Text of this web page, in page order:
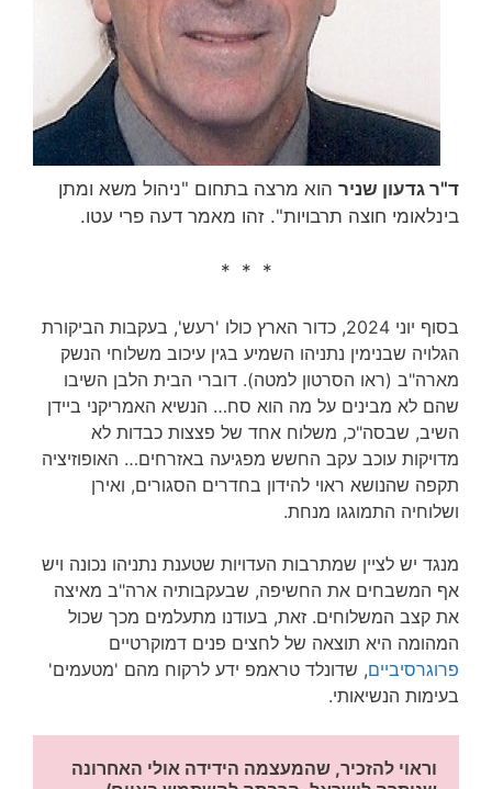
ד"ר גדעון שניר הוא מרצה בתחום "ניהול משא ומתן
בינלאומי חוצה תרבויות". זהו מאמר דעה פרי עטו.
* * *
בסוף יוני 2024, כדור הארץ כולו 'רעש', בעקבות הביקורת
הגלויה שבנימין נתניהו השמיע בגין עיכוב משלוחי הנשק
מארה"ב (ראו הסרטון למטה). דוברי הבית הלבן השיבו
שהם לא מבינים על מה הוא סח… הנשיא האמריקני ביידן
השיב, שבסה"כ, משלוח אחד של פצצות כבדות לא
מדויקות עוכב עקב החשש מפגיעה באזרחים… האופוזיציה
תקפה שהנושא ראוי להידון בחדרים הסגורים, ואירן
ושלוחיה התמוגגו מנחת.
מנגד יש לציין שמתרבות העדויות שטענת נתניהו נכונה ויש
אף המשבחים את החשיפה, שבעקבותיה ארה"ב מאיצה
את קצב המשלוחים. זאת, בעודנו מתעלמים מכך שכול
המהומה היא תוצאה של לחצים פנים דמוקרטיים
פרוגרסיביים, שדונלד טראמפ ידע לרקוח מהם 'מטעמים'
בעימות הנשיאותי.